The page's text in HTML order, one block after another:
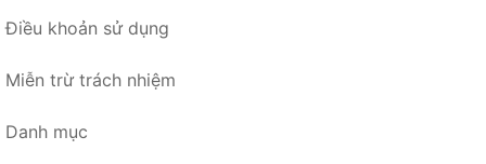
Điều khoản sử dụng
Miễn trừ trách nhiệm
Danh mục